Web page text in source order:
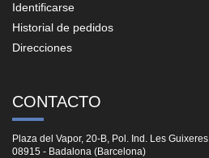
Identificarse
Historial de pedidos
Direcciones
CONTACTO
Plaza del Vapor, 20-B, Pol. Ind. Les Guixeres
08915 - Badalona (Barcelona)